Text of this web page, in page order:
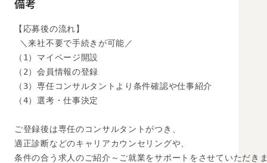
備考
【応募後の流れ】
＼来社不要で手続きが可能／
（1）マイページ開設
（2）会員情報の登録
（3）専任コンサルタントより条件確認や仕事紹介
（4）選考・仕事決定
ご登録後は専任のコンサルタントがつき、
適正診断などのキャリアカウンセリングや、
条件の合う求人のご紹介～ご就業をサポートをさせていただき